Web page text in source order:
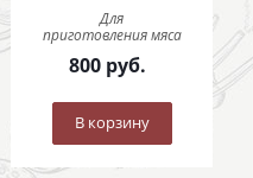
Для
приготовления мяса
800 руб.
В корзину